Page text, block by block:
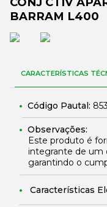
BARRAM L400
CARACTERÍSTICAS
Código Pautal:
Observações:
Este produto é
integrante de um
garantindo o
Características